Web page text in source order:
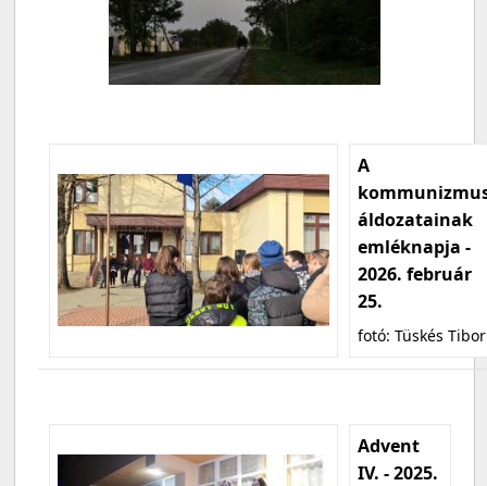
A
áldozatainak
emléknapja -
2026. február
25.
fotó: Tüskés Tibor
Advent
IV. - 2025.